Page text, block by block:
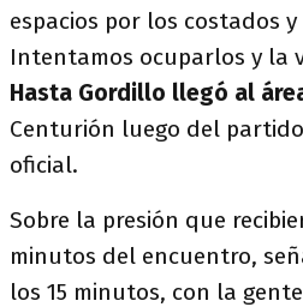
espacios por los costados
Intentamos ocuparlos y la
Hasta Gordillo llegó al
Centurión luego del
oficial.
Sobre la presión que
minutos del encuentro,
los 15 minutos, con la